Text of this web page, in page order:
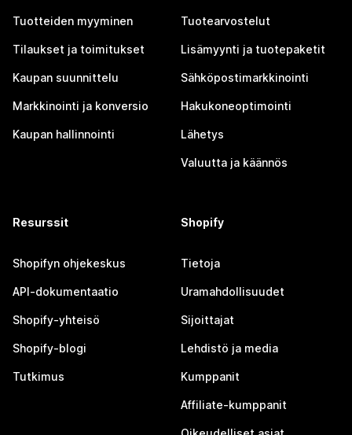
Tuotteiden myyminen
Tilaukset ja toimitukset
Kaupan suunnittelu
Markkinointi ja konversio
Kaupan hallinnointi
Tuotearvostelut
Lisämyynti ja tuotepaketit
Sähköpostimarkkinointi
Hakukoneoptimointi
Lähetys
Valuutta ja käännös
Resurssit
Shopifyn ohjekeskus
API-dokumentaatio
Shopify-yhteisö
Shopify-blogi
Tutkimus
Shopify
Tietoja
Uramahdollisuudet
Sijoittajat
Lehdistö ja media
Kumppanit
Affiliate-kumppanit